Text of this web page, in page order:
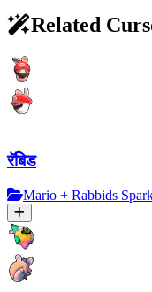
Related
रॅबिड
Mario + Rabbids